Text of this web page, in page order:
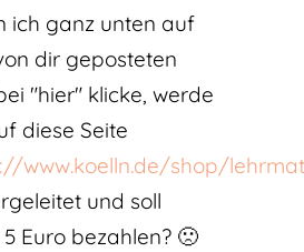
ich ganz unten auf
dir geposteten
"hier" klicke, werde
diese Seite
www.koelln.de/shop/
und soll
Euro bezahlen? 🙁